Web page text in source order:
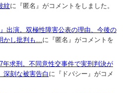
紋に『匿名』がコメントをしました。
出演。双極性障害公表の理由、今後の
かし批判も… に『匿名』がコメントを
年求刑。不同意性交事件で実刑判決が
刻な被害告白 に『ドバシー』がコメ